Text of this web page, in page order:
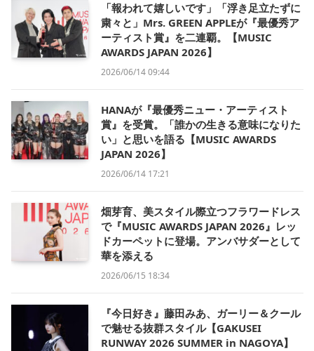
「報われて嬉しいです」「浮き足立たずに
粛々と」Mrs. GREEN APPLEが『最優秀ア
ーティスト賞』を二連覇。【MUSIC
AWARDS JAPAN 2026】
2026/06/14 09:44
HANAが『最優秀ニュー・アーティスト
賞』を受賞。「誰かの生きる意味になりた
い」と思いを語る【MUSIC AWARDS
JAPAN 2026】
2026/06/14 17:21
畑芽育、美スタイル際立つフラワードレス
で『MUSIC AWARDS JAPAN 2026』レッ
ドカーペットに登場。アンバサダーとして
華を添える
2026/06/15 18:34
『今日好き』藤田みあ、ガーリー＆クール
で魅せる抜群スタイル【GAKUSEI
RUNWAY 2026 SUMMER in NAGOYA】